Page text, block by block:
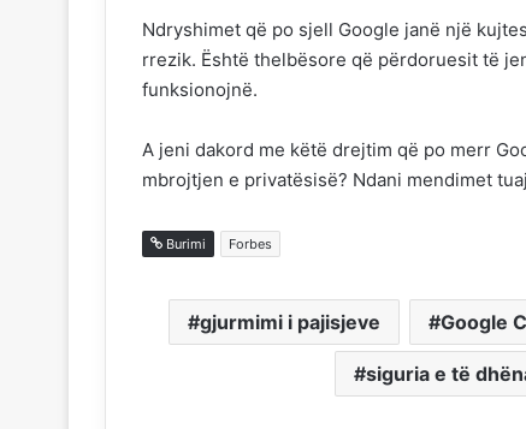
Ndryshimet që po sjell Google janë një
rrezik. Është thelbësore që përdoruesit të
funksionojnë.
A jeni dakord me këtë drejtim që po merr
mbrojtjen e privatësisë? Ndani mendimet
Burimi Forbes
gjurmimi i pajisjeve Google
siguria e të